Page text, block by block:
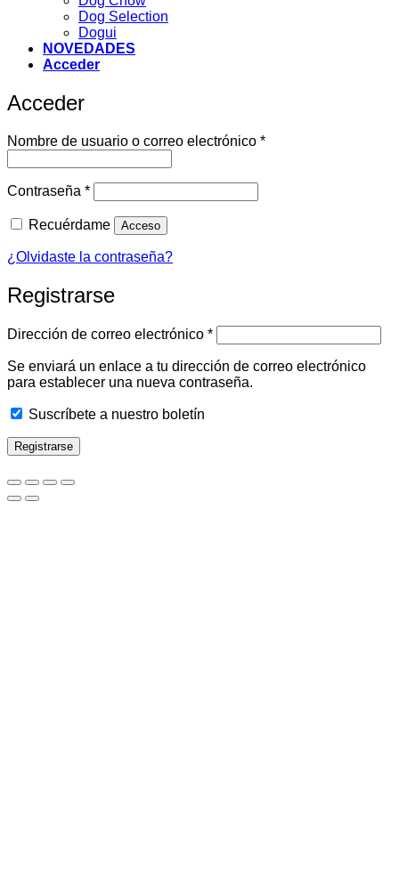
Dog Selection
Dogui
NOVEDADES
Acceder
Acceder
Nombre de usuario o correo electrónico *Obligatorio
Contraseña *Obligatorio
Recuérdame Acceso
¿Olvidaste la contraseña?
Registrarse
Dirección de correo electrónico *Obligatorio
Se enviará un enlace a tu dirección de correo electrónico
para establecer una nueva contraseña.
Suscríbete a nuestro boletín
Registrarse